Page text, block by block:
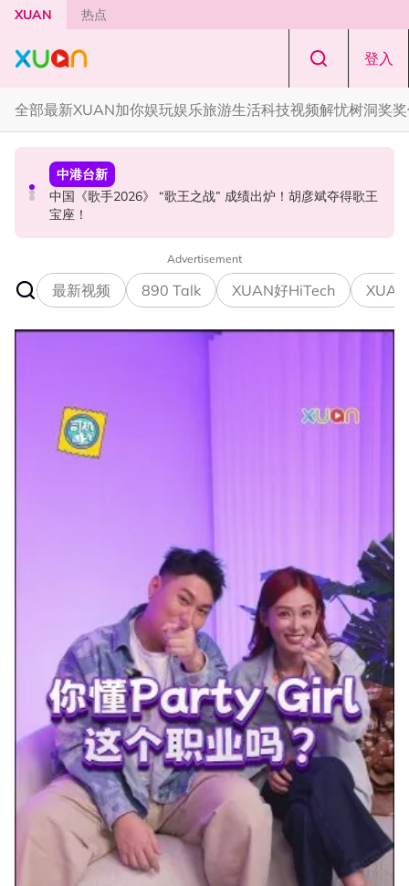
Skip to main content
XUAN 热点
登入
全部最新XUAN加你娱玩娱乐旅游生活科技视频解忧树洞奖
中港台新
Jaclyn Victor现身《歌手2026》现场！遭粉丝野生捕获要
求合照！
中港台新
中国《歌手2026》 “歌王之战” 成绩出炉！胡彦斌夺得歌王
宝座！
国际星闻
YG大楼遭女粉持高尔夫球杆猛砸！BLACKPINK 10周年最
新进展曝光！
Advertisement
最新视频 890 Talk XUAN好HiTech